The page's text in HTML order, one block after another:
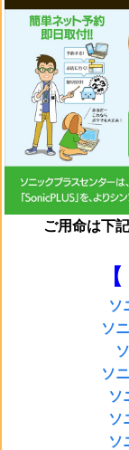
ご用命は下
ソ
ソ
ソ
ソ
ソ
ソ